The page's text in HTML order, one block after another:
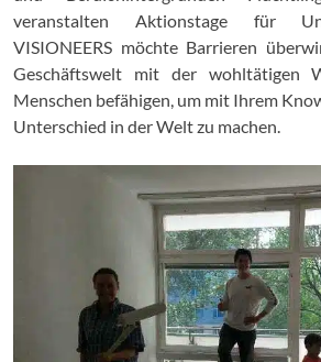
veranstalten Aktionstage für
VISIONEERS möchte Barrieren
Geschäftswelt mit der wohltätigen
Menschen befähigen, um mit Ihrem
Unterschied in der Welt zu machen.